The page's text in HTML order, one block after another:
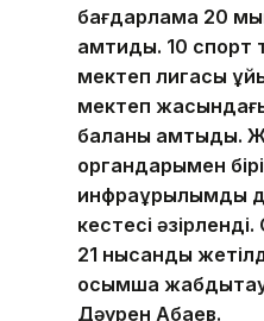
бағдарлама 20
қамтиды. 10 спорт
мектеп лигасы
мектеп
баланы қамтыды.
органдарымен
инфрақұрылымды
кестесі
21 нысанды
қосымша
Дәурен Абаев.